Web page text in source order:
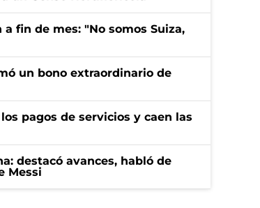
fin de mes: "No somos Suiza,
un bono extraordinario de
pagos de servicios y caen las
destacó avances, habló de
Messi